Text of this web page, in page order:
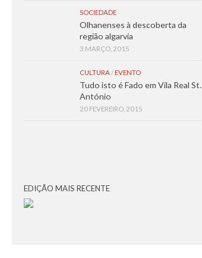
SOCIEDADE
Olhanenses à descoberta da
região algarvia
3 MARÇO, 2015
CULTURA/ EVENTO
Tudo isto é Fado em Vila Real St.
António
20 FEVEREIRO, 2015
EDIÇÃO MAIS RECENTE